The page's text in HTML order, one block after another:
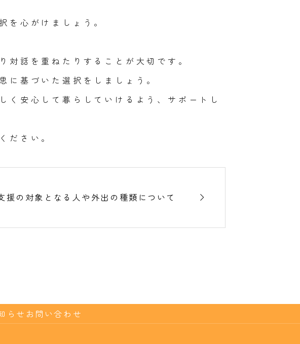
を心がけましょう。
話を重ねたりすることが大切です。
に基づいた選択をしましょう。
く安心して暮らしていけるよう、サポートし
ださい。
援の対象となる人や外出の種類について 
らせ お問い合わせ